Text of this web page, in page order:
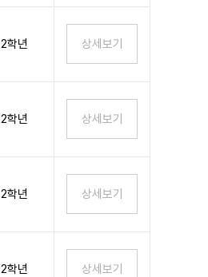
2학년
2학년
2학년
2학년